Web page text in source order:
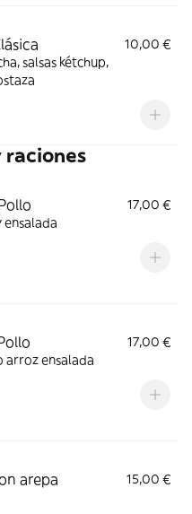
10,00 €
salsas kétchup,
raciones
17,00 €
17,00 €
arroz ensalada
arepa
15,00 €